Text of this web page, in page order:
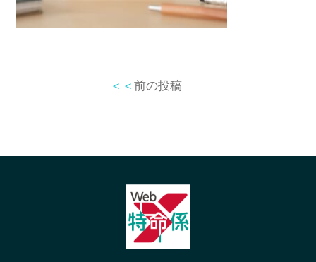
＜＜ 前の投稿